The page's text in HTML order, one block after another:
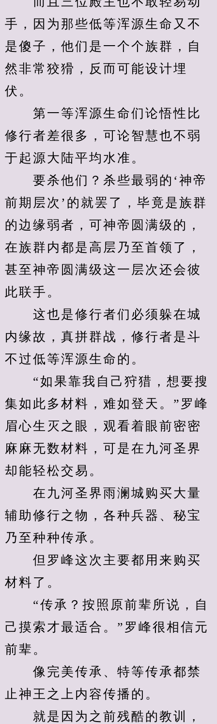
手，因为那些低等浑源生命又不
是傻子，他们是一个个族群，自
然非常狡猾，反而可能设计埋
伏。
第一等浑源生命们论悟性比
修行者差很多，可论智慧也不弱
于起源大陆平均水准。
要杀他们？杀些最弱的‘神帝
前期层次’的就罢了，毕竟是族群
的边缘弱者，可神帝圆满级的，
在族群内都是高层乃至首领了，
甚至神帝圆满级这一层次还会彼
此联手。
这也是修行者们必须躲在城
内缘故，真拼群战，修行者是斗
不过低等浑源生命的。
“如果靠我自己狩猎，想要搜
集如此多材料，难如登天。”罗峰
眉心生灭之眼，观看着眼前密密
麻麻无数材料，可是在九河圣界
却能轻松交易。
在九河圣界雨澜城购买大量
辅助修行之物，各种兵器、秘宝
乃至种种传承。
但罗峰这次主要都用来购买
材料了。
“传承？按照原前辈所说，自
己摸索才最适合。”罗峰很相信元
前辈。
像完美传承、特等传承都禁
止神王之上内容传播的。
就是因为之前残酷的教训，